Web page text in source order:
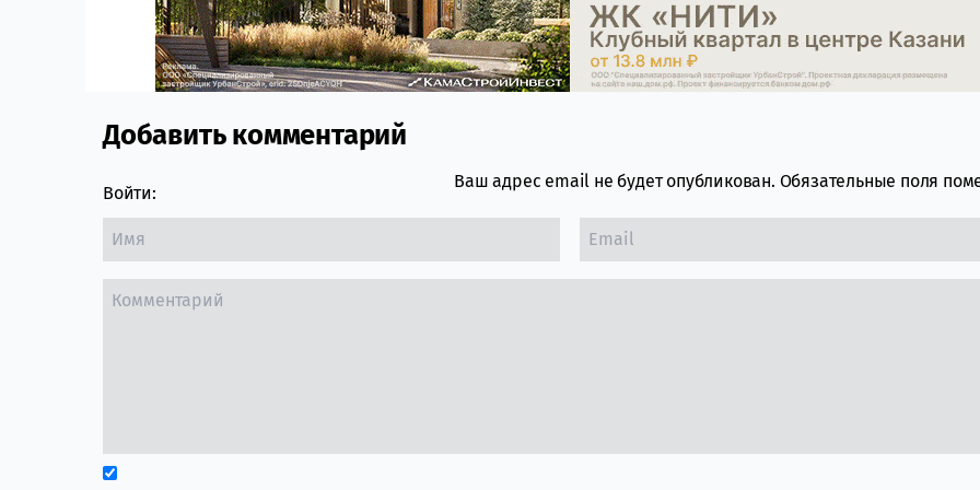
Comment section
Добавить комментарий
Войти:
Ваш адрес email не будет опубликован. Обязательные поля